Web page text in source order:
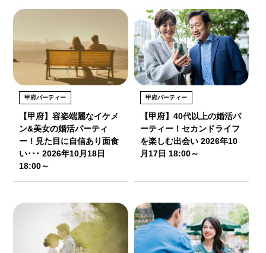
甲府パーティー
【甲府】容姿端麗なイケメ
ン&美女の婚活パーティ
ー！見た目に自信あり面食
い･･･ 2026年10月18日
18:00～
甲府パーティー
【甲府】40代以上の婚活パ
ーティー！セカンドライフ
を楽しむ出会い 2026年10
月17日 18:00～